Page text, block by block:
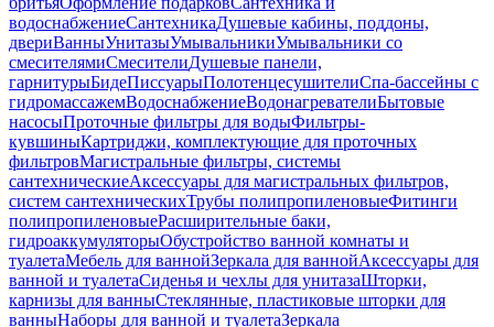
водоснабжениеСантехникаДушевые кабины, поддоны,
двериВанныУнитазыУмывальникиУмывальники со
смесителямиСмесителиДушевые панели,
гарнитурыБидеПиссуарыПолотенцесушителиСпа-бассейны с
гидромассажемВодоснабжениеВодонагревателиБытовые
насосыПроточные фильтры для водыФильтры-
кувшиныКартриджи, комплектующие для проточных
фильтровМагистральные фильтры, системы
сантехническиеАксессуары для магистральных фильтров,
систем сантехническихТрубы полипропиленовыеФитинги
полипропиленовыеРасширительные баки,
гидроаккумуляторыОбустройство ванной комнаты и
туалетаМебель для ваннойЗеркала для ваннойАксессуары для
ванной и туалетаСиденья и чехлы для унитазаШторки,
карнизы для ванныСтеклянные, пластиковые шторки для
ванныНаборы для ванной и туалетаЗеркала